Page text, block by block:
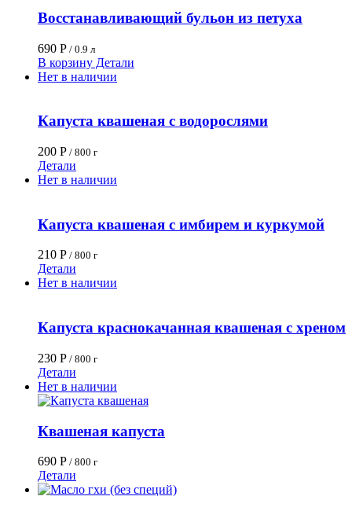
Восстанавливающий бульон из петуха
690 Р / 0.9 л
В корзину Детали
Нет в наличии
Капуста квашеная с водорослями
200 Р / 800 г
Детали
Нет в наличии
Капуста квашеная с имбирем и куркумой
210 Р / 800 г
Детали
Нет в наличии
Капуста краснокачанная квашеная с хреном
230 Р / 800 г
Детали
Нет в наличии
Квашеная капуста
690 Р / 800 г
Детали